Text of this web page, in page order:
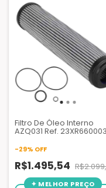
Filtro De Óleo Interno
AZQ031 Ref. 23XR660003
23XRV
-29% OFF
R$1.495,54